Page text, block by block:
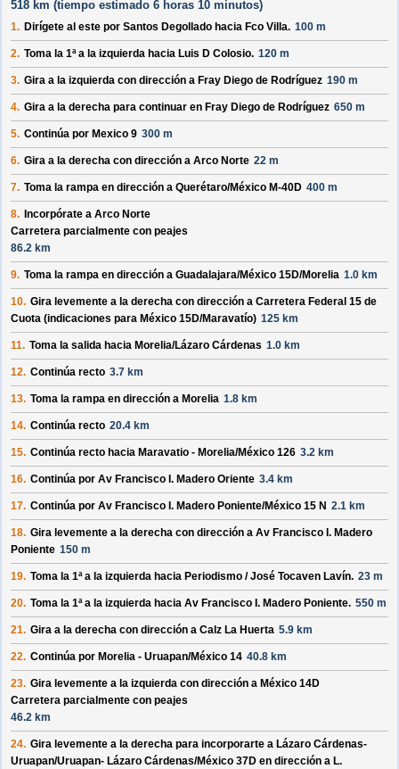
518 km (tiempo estimado 6 horas 10 minutos)
1. Dirígete al este por Santos Degollado hacia Fco Villa. 100 m
2. Toma la 1ª a la izquierda hacia Luis D Colosio. 120 m
3. Gira a la izquierda con dirección a Fray Diego de Rodríguez 190 m
4. Gira a la derecha para continuar en Fray Diego de Rodríguez 650 m
5. Continúa por Mexico 9 300 m
6. Gira a la derecha con dirección a Arco Norte 22 m
7. Toma la rampa en dirección a Querétaro/México M-40D 400 m
8. Incorpórate a Arco Norte
Carretera parcialmente con peajes
86.2 km
9. Toma la rampa en dirección a Guadalajara/México 15D/Morelia 1.0 km
10. Gira levemente a la derecha con dirección a Carretera Federal 15 de
Cuota (indicaciones para México 15D/Maravatío) 125 km
11. Toma la salida hacia Morelia/Lázaro Cárdenas 1.0 km
12. Continúa recto 3.7 km
13. Toma la rampa en dirección a Morelia 1.8 km
14. Continúa recto 20.4 km
15. Continúa recto hacia Maravatio - Morelia/México 126 3.2 km
16. Continúa por Av Francisco I. Madero Oriente 3.4 km
17. Continúa por Av Francisco I. Madero Poniente/México 15 N 2.1 km
18. Gira levemente a la derecha con dirección a Av Francisco I. Madero
Poniente 150 m
19. Toma la 1ª a la izquierda hacia Periodismo /José Tocaven Lavín. 23 m
20. Toma la 1ª a la izquierda hacia Av Francisco I. Madero Poniente. 550 m
21. Gira a la derecha con dirección a Calz La Huerta 5.9 km
22. Continúa por Morelia - Uruapan/México 14 40.8 km
23. Gira levemente a la izquierda con dirección a México 14D
Carretera parcialmente con peajes
46.2 km
24. Gira levemente a la derecha para incorporarte a Lázaro Cárdenas-
Uruapan/Uruapan- Lázaro Cárdenas/México 37D en dirección a L.